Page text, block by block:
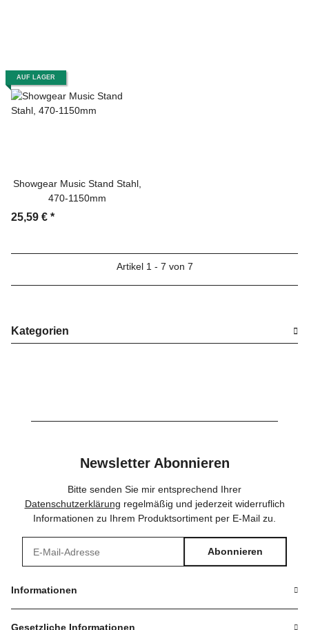
AUF LAGER
Showgear Music Stand Stahl,
470-1150mm
25,59 € *
Artikel 1 - 7 von 7
Kategorien
Newsletter Abonnieren
Bitte senden Sie mir entsprechend Ihrer
Datenschutzerklärung regelmäßig und jederzeit widerruflich
Informationen zu Ihrem Produktsortiment per E-Mail zu.
Abonnieren
Informationen
Gesetzliche Informationen